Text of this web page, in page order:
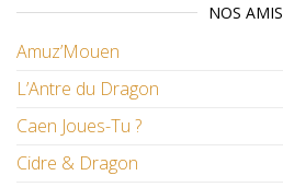
NOS AMIS
Amuz’Mouen
L’Antre du Dragon
Caen Joues-Tu ?
Cidre & Dragon